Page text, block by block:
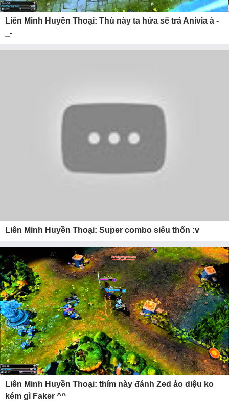
Liên Minh Huyền Thoại: Thù này ta hứa sẽ trả Anivia à -
_-
Liên Minh Huyền Thoại: Super combo siêu thốn :v
Liên Minh Huyền Thoại: thím này đánh Zed ảo diệu ko
kém gì Faker ^^